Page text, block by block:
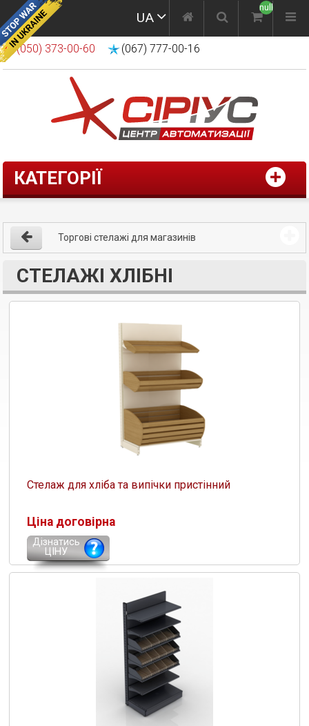
UA
null
(050) 373-00-60 (067) 777-00-16
КАТЕГОРІЇ
Торгові стелажі для магазинів
СТЕЛАЖІ ХЛІБНІ
Стелаж для хліба та випічки пристінний
Ціна договірна
Дізнатись
ЦІНУ